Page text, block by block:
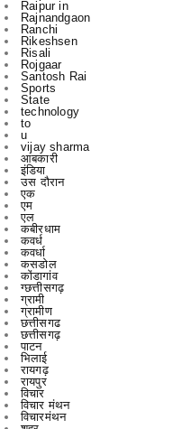
Rojgaar
Santosh Rai
Sports
State
technology
to
u
vijay sharma
आबकारी
इंडिया
उस दौरान
एक
एम
एल
कबीरधाम
कवर्ध
कवर्धा
कसडोल
कोंडागांव
ग्छत्तीसगढ़
ग्रामी
ग्रामीण
छत्तीसगढ
छत्तीसगढ़
पाटन
भिलाई
रायगढ़
रायपुर
विचार
विचार मंथन
विचारमंथन
शहर
शहरChhattisgarrh